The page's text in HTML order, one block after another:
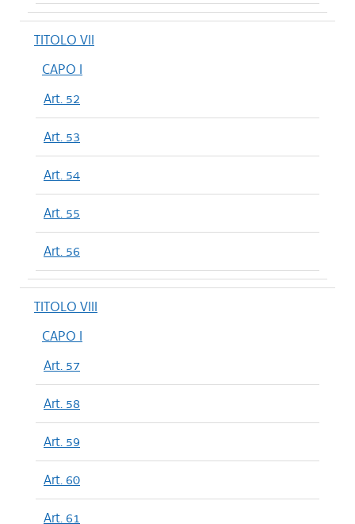
TITOLO VII
CAPO I
Art. 52
Art. 53
Art. 54
Art. 55
Art. 56
TITOLO VIII
CAPO I
Art. 57
Art. 58
Art. 59
Art. 60
Art. 61